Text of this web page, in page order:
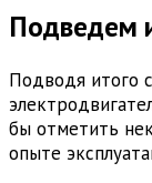
Подведем
Подводя итого
бы отметить
опыте